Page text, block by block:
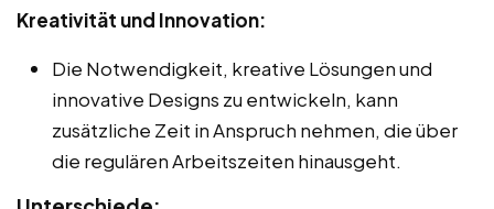
Kreativität und Innovation:
Die Notwendigkeit, kreative Lösungen und
innovative Designs zu entwickeln, kann
zusätzliche Zeit in Anspruch nehmen, die über
die regulären Arbeitszeiten hinausgeht.